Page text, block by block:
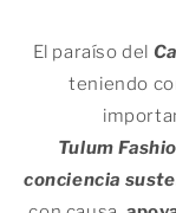
El paraíso del
teniendo
Tulum
conciencia